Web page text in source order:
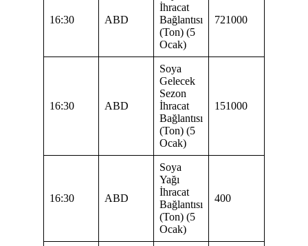
16:30 ABD
İhracat
Bağlantısı
(Ton) (5
Ocak)
721000
16:30 ABD
Soya
Gelecek
Sezon
İhracat
Bağlantısı
(Ton) (5
Ocak)
151000
16:30 ABD
Soya
Yağı
İhracat
Bağlantısı
(Ton) (5
Ocak)
400